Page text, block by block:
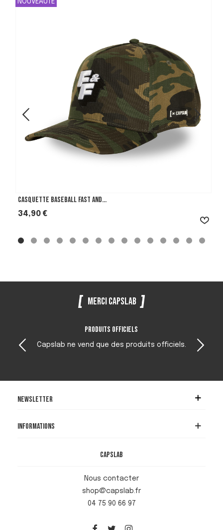
NOUVEAUTE
Casquette Baseball Fast And...
Prix
34,90 €
Merci Capslab
Produits officiels
Capslab ne vend que des produits officiels.
Newsletter
Informations
Capslab
Nous contacter
shop@capslab.fr
04 75 90 66 97